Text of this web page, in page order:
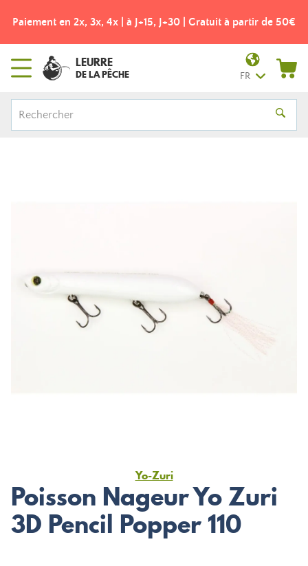
Paiement en 2x, 3x, 4x | à J+15, J+30 | Gratuit à partir de 50€
LEURRE
DE LA PÊCHE FR
Yo-Zuri
Poisson Nageur Yo Zuri
3D Pencil Popper 110